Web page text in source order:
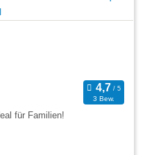
3 Bew.
für Familien!